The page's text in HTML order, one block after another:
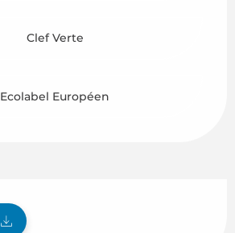
Clef Verte
Ecolabel Européen